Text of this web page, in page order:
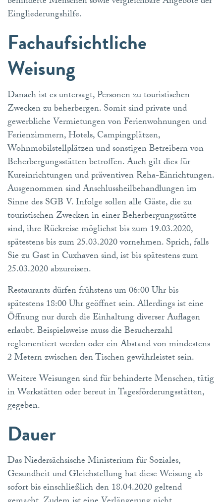
Eingliederungshilfe.
Fachaufsichtliche
Weisung
Danach ist es untersagt, Personen zu touristischen
Zwecken zu beherbergen. Somit sind private und
gewerbliche Vermietungen von Ferienwohnungen und
Ferienzimmern, Hotels, Campingplätzen,
Wohnmobilstellplätzen und sonstigen Betreibern von
Beherbergungsstätten betroffen. Auch gilt dies für
Kureinrichtungen und präventiven Reha-Einrichtungen.
Ausgenommen sind Anschlussheilbehandlungen im
Sinne des SGB V. Infolge sollen alle Gäste, die zu
touristischen Zwecken in einer Beherbergungsstätte
sind, ihre Rückreise möglichst bis zum 19.03.2020,
spätestens bis zum 25.03.2020 vornehmen. Sprich, falls
Sie zu Gast in Cuxhaven sind, ist bis spätestens zum
25.03.2020 abzureisen.
Restaurants dürfen frühstens um 06:00 Uhr bis
spätestens 18:00 Uhr geöffnet sein. Allerdings ist eine
Öffnung nur durch die Einhaltung diverser Auflagen
erlaubt. Beispielsweise muss die Besucherzahl
reglementiert werden oder ein Abstand von mindestens
2 Metern zwischen den Tischen gewährleistet sein.
Weitere Weisungen sind für behinderte Menschen, tätig
in Werkstätten oder bereut in Tagesförderungsstätten,
gegeben.
Dauer
Das Niedersächsische Ministerium für Soziales,
Gesundheit und Gleichstellung hat diese Weisung ab
sofort bis einschließlich den 18.04.2020 geltend